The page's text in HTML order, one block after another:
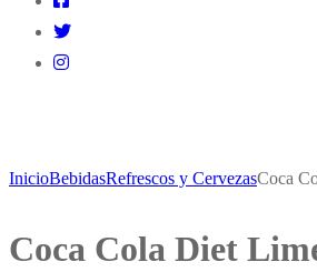
InicioBebidasRefrescos y CervezasCoca
Coca Cola Diet